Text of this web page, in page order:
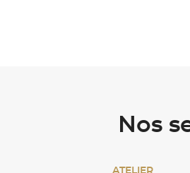
Nos
ATELIER